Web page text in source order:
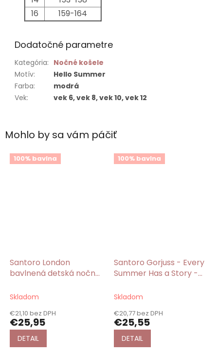
Mohlo by sa vám páčiť
100% bavlna
Santoro London
bavlnená detská nočná
Loved/Gorjuss
Skladom
€21,10 bez DPH
€25,95
DETAIL
100% bavlna
Santoro Gorjuss - Every
Summer Has a Story -
košeľa z bavlny červená
Skladom
€20,77 bez DPH
€25,55
DETAIL
16
159-164
Dodatočné parametre
Kategória: Nočné košele
Motív:
Hello Summer
Farba:
modrá
Vek: vek 6, vek 8, vek 10, vek 12